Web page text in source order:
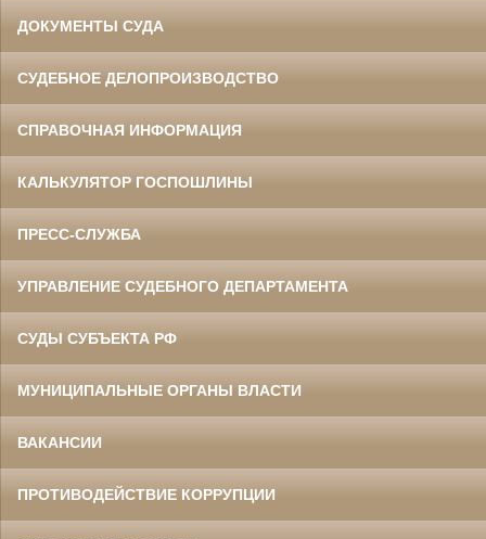
ДОКУМЕНТЫ СУДА
СУДЕБНОЕ ДЕЛОПРОИЗВОДСТВО
СПРАВОЧНАЯ ИНФОРМАЦИЯ
КАЛЬКУЛЯТОР ГОСПОШЛИНЫ
ПРЕСС-СЛУЖБА
УПРАВЛЕНИЕ СУДЕБНОГО ДЕПАРТАМЕНТА
СУДЫ СУБЪЕКТА РФ
МУНИЦИПАЛЬНЫЕ ОРГАНЫ ВЛАСТИ
ВАКАНСИИ
ПРОТИВОДЕЙСТВИЕ КОРРУПЦИИ